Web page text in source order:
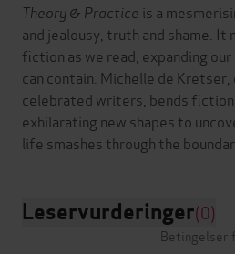
Theory & Practice is a
and jealousy, truth and shame. It
fiction as we read, expanding
can contain. Michelle de
celebrated writers, bends
exhilarating new shapes to
Leservurderinger(0)
Betingelser